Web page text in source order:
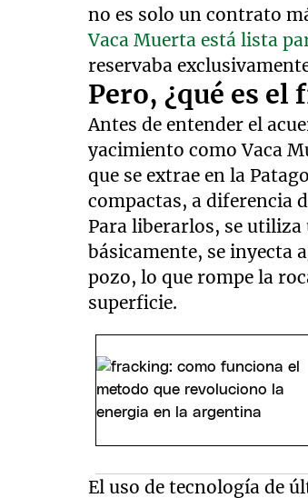
no es solo un contrato
Vaca Muerta está lista
reservaba
Pero, ¿qué es
Antes de entender el
yacimiento como Vaca
que se extrae en la
compactas, a diferencia
Para liberarlos, se
básicamente, se inyecta
pozo, lo que rompe la
superficie.
El uso de tecnología de